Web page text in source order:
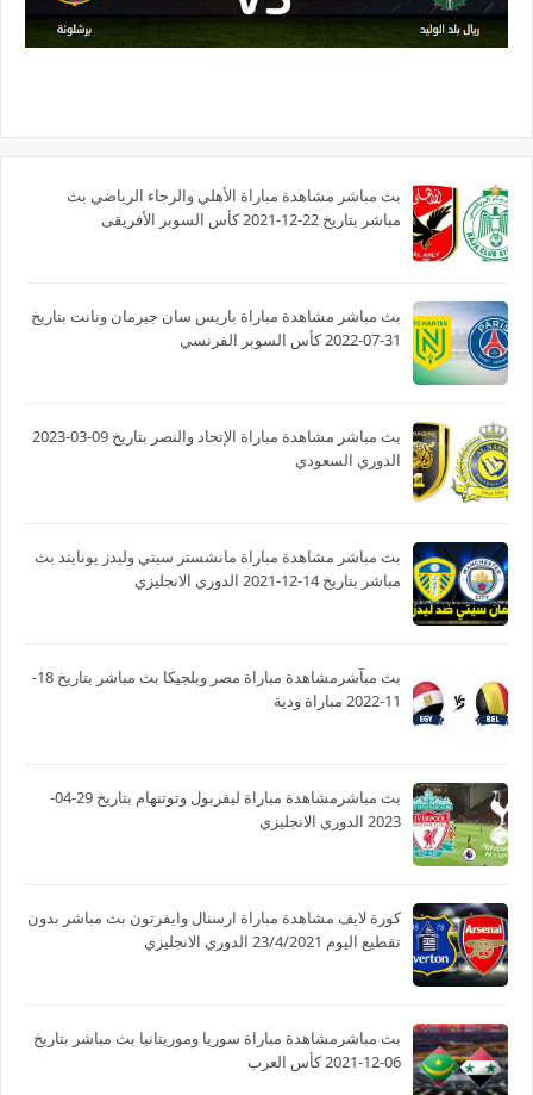
بث مباشر مشاهدة مباراة الأهلي والرجاء الرياضي بث
مباشر بتاريخ 22-12-2021 كأس السوبر الأفريقى
بث مباشر مشاهدة مباراة باريس سان جيرمان ونانت بتاريخ
31-07-2022 كأس السوبر الفرنسي
بث مباشر مشاهدة مباراة الإتحاد والنصر بتاريخ 09-03-2023
الدوري السعودي
بث مباشر مشاهدة مباراة مانشستر سيتي وليدز يونايتد بث
مباشر بتاريخ 14-12-2021 الدوري الانجليزي
بث مبآشرمشاهدة مباراة مصر وبلجيكا بث مباشر بتاريخ 18-
11-2022 مباراة ودية
بث مباشرمشاهدة مباراة ليفربول وتوتنهام بتاريخ 29-04-
2023 الدوري الانجليزي
كورة لايف مشاهدة مباراة ارسنال وايفرتون بث مباشر بدون
تقطيع اليوم 23/4/2021 الدوري الانجليزي
بث مباشرمشاهدة مباراة سوريا وموريتانيا بث مباشر بتاريخ
06-12-2021 كأس العرب